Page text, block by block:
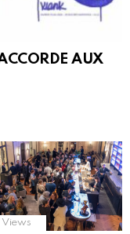
AUX
Views